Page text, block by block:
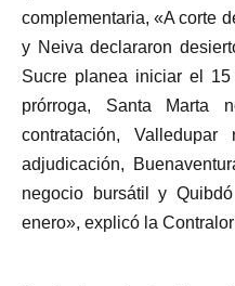
complementaria, «A corte
y Neiva declararon
Sucre planea iniciar el
prórroga, Santa Marta
contratación,
adjudicación,
negocio bursátil y
enero», explicó la